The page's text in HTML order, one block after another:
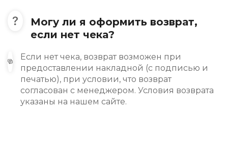
Могу ли я оформить возврат,
если нет чека?
Если нет чека, возврат возможен при
предоставлении накладной (с подписью и
печатью), при условии, что возврат
согласован с менеджером. Условия возврата
указаны на нашем сайте.